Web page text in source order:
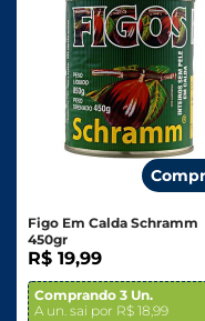
Figo Em Calda Schramm
450gr
R$ 19,99
Comprando 3 Un.
A un. sai por R$ 18,99